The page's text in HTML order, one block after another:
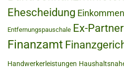
Ehescheidung
Entfernungspauschale Ex-Partner
Finanzamt
Handwerkerleistungen